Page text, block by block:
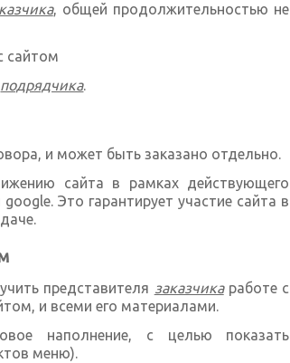
, общей продолжительностью не
сайтом
подрядчика.
и может быть заказано отдельно.
сайта в рамках действующего
Это гарантирует участие сайта в
представителя заказчикаработе с
и всеми его материалами.
наполнение, с целью показать
меню).